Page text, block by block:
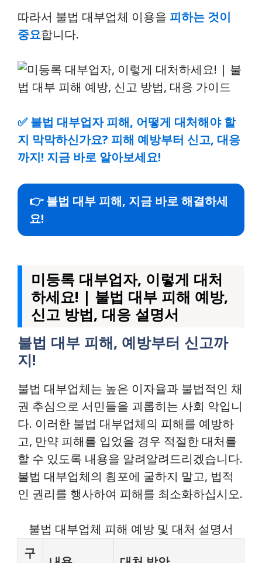
따라서 불법 대부업체 이용을 피하는 것이
중요합니다.
✅ 불법 대부업자 피해, 어떻게 대처해야 할
지 막막하신가요? 피해 예방부터 신고, 대응
까지! 지금 바로 알아보세요!
👉 불법 대부 피해, 지금 바로 해결하세
요!
미등록 대부업자, 이렇게 대처
하세요! | 불법 대부 피해 예방,
신고 방법, 대응 설명서
불법 대부 피해, 예방부터 신고까
지!
불법 대부업체는 높은 이자율과 불법적인 채
권 추심으로 서민들을 괴롭히는 사회 악입니
다. 이러한 불법 대부업체의 피해를 예방하
고, 만약 피해를 입었을 경우 적절한 대처를
할 수 있도록 내용을 알려알려드리겠습니다.
불법 대부업체의 횡포에 굴하지 말고, 법적
인 권리를 행사하여 피해를 최소화하십시오.
불법 대부업체 피해 예방 및 대처 설명서
구